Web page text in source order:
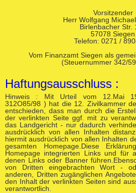
Vorsitzender
Herr Wolfgang
Birlenbacher Str.
57078 Siegen
Telefon: 0271 /
Vom Finanzamt Siegen als
(Steuernummer 342/
Haftungsausschluss :
Hinweis : Mit Urteil vom 12.Mai
312O85/98 ) hat die 12. Zivilkammer
entschieden, dass man durch die
der verlinkten Seite ggf. mit zu
das Landgericht - nur dadurch
ausdrücklich von allen Inhalten
hiermit ausdrücklich von allen Inhalten
gesamten Homepage.Diese
Homepage integrierten Links und für
denen Links oder Banner
von Dritten eingebrachten Wort -
anderen, Dritten zugänglichen
den Inhalt der verlinkten Seiten sind
verantwortlich.